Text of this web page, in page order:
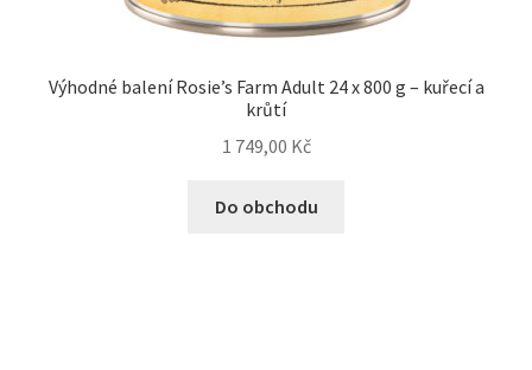
Výhodné balení Rosie’s Farm Adult 24 x 800 g – kuřecí a
krůtí
1 749,00 Kč
Do obchodu